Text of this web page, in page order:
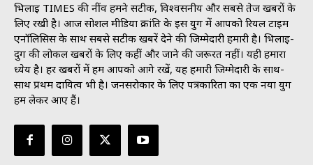
भिलाई TIMES की नींव हमने सटीक, विश्वसनीय और सबसे तेज खबरों के
लिए रखी है। आज सोशल मीडिया क्रांति के इस युग में आपको रियल टाइम
एनॉलिसिस के साथ सबसे सटीक खबरें देने की जिम्मेदारी हमारी है। भिलाई-
दुर्ग की लोकल खबरों के लिए कहीं और जाने की जरूरत नहीं। यही हमारा
ध्येय है। हर खबरों में हम आपको आगे रखें, यह हमारी जिम्मेदारी के साथ-
साथ प्रथम दायित्व भी है। जनसराेकार के लिए पत्रकारिता का एक नया युग
हम लेकर आए हैं।